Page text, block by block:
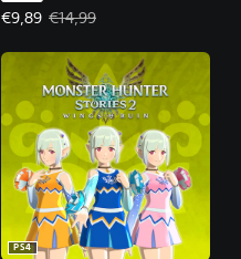
€9,89
Angebotspreis: €9,89
€14,99
PS4